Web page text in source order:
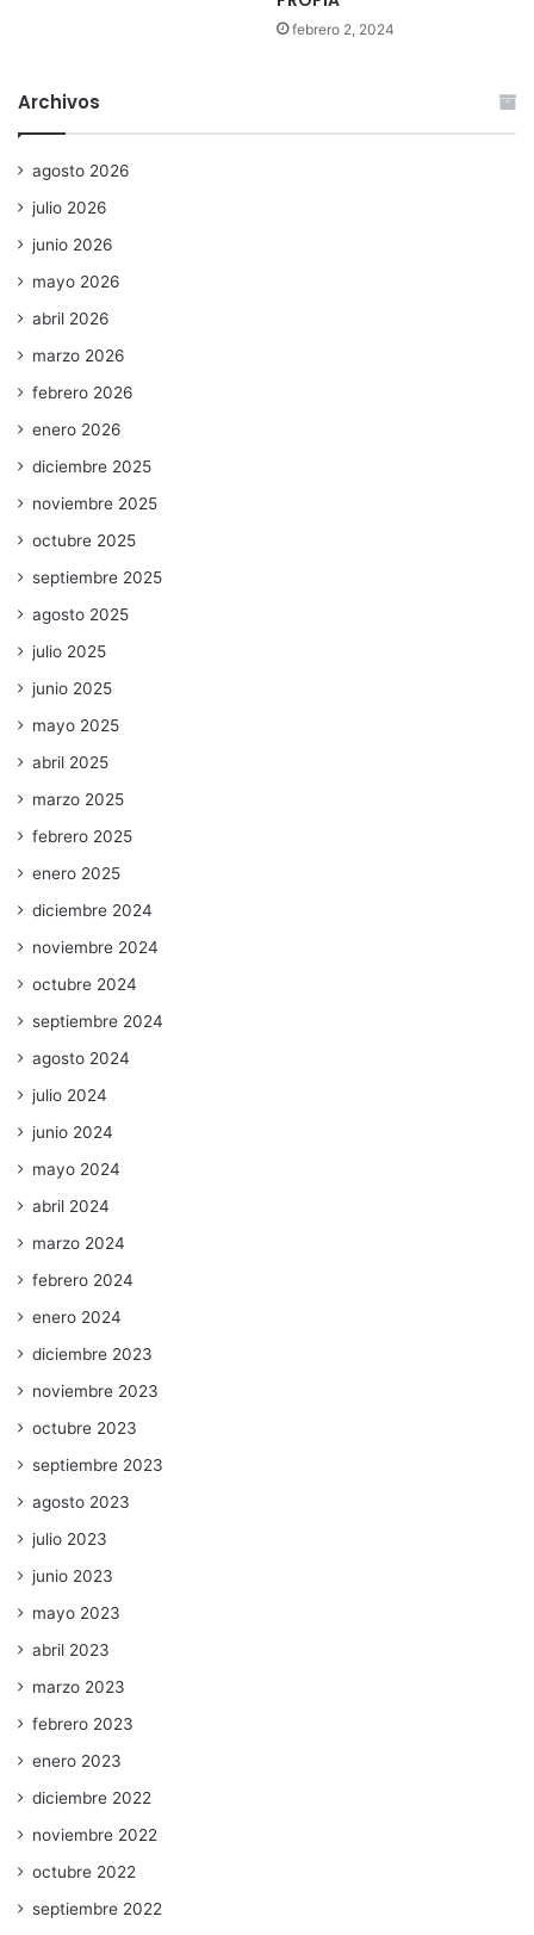
febrero 2, 2024
Archivos
agosto 2026
julio 2026
junio 2026
mayo 2026
abril 2026
marzo 2026
febrero 2026
enero 2026
diciembre 2025
noviembre 2025
octubre 2025
septiembre 2025
agosto 2025
julio 2025
junio 2025
mayo 2025
abril 2025
marzo 2025
febrero 2025
enero 2025
diciembre 2024
noviembre 2024
octubre 2024
septiembre 2024
agosto 2024
julio 2024
junio 2024
mayo 2024
abril 2024
marzo 2024
febrero 2024
enero 2024
diciembre 2023
noviembre 2023
octubre 2023
septiembre 2023
agosto 2023
julio 2023
junio 2023
mayo 2023
abril 2023
marzo 2023
febrero 2023
enero 2023
diciembre 2022
noviembre 2022
octubre 2022
septiembre 2022